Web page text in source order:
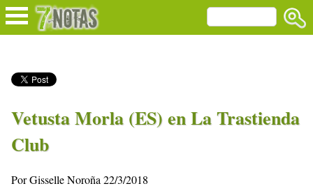
Vetusta Morla (ES) en La Trastienda
Club
Por Gisselle Noroña 22/3/2018